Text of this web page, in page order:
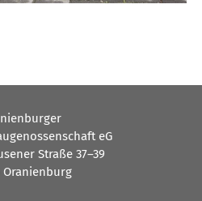
eG
Straße 37–39
Oranienburg